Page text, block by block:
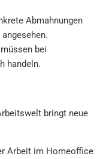
Abmahnungen
bei
handeln.
bringt neue
Arbeit im Homeoffice